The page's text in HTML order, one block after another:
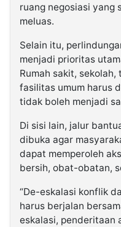
ruang negosiasi yang
meluas.
Selain itu,
menjadi prioritas
Rumah sakit,
fasilitas umum harus
tidak boleh menjadi
Di sisi lain, jalur
dibuka agar
dapat memperoleh
bersih, obat-obatan,
“De-eskalasi konflik
harus berjalan
eskalasi, penderitaan